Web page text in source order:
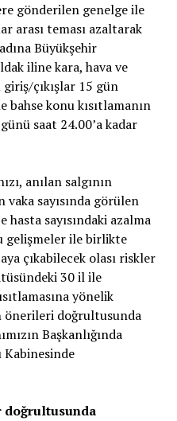
gönderilen genelge ile
arası teması azaltarak
Büyükşehir
iline kara, hava ve
çıkışlar 15 gün
bahse konu kısıtlamanın
saat 24.00’a kadar
anılan salgının
sayısında görülen
hasta sayısındaki azalma
gelişmeler ile birlikte
çıkabilecek olası riskler
30 il ile
yönelik
doğrultusunda
Başkanlığında
Kabinesinde
doğrultusunda